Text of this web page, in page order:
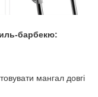
барбекю:
мангал довгі